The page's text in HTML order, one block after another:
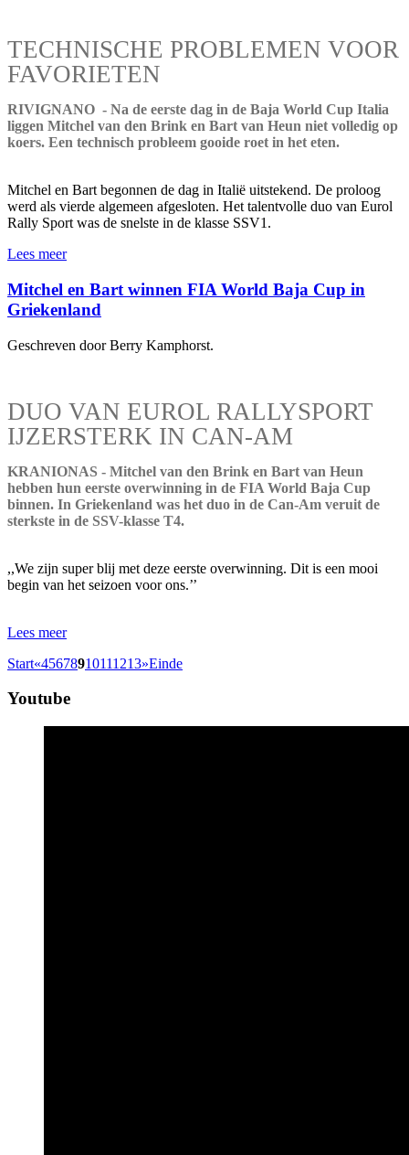
TECHNISCHE PROBLEMEN VOOR
FAVORIETEN
RIVIGNANO - Na de eerste dag in de Baja World Cup Italia
liggen Mitchel van den Brink en Bart van Heun niet volledig op
koers. Een technisch probleem gooide roet in het eten.
Mitchel en Bart begonnen de dag in Italië uitstekend. De proloog
werd als vierde algemeen afgesloten. Het talentvolle duo van Eurol
Rally Sport was de snelste in de klasse SSV1.
Lees meer
Mitchel en Bart winnen FIA World Baja Cup in
Griekenland
Geschreven door Berry Kamphorst.
DUO VAN EUROL RALLYSPORT
IJZERSTERK IN CAN-AM
KRANIONAS - Mitchel van den Brink en Bart van Heun
hebben hun eerste overwinning in de FIA World Baja Cup
binnen. In Griekenland was het duo in de Can-Am veruit de
sterkste in de SSV-klasse T4.
,,We zijn super blij met deze eerste overwinning. Dit is een mooi
begin van het seizoen voor ons.’’
Lees meer
Start«45678910111213»Einde
Youtube